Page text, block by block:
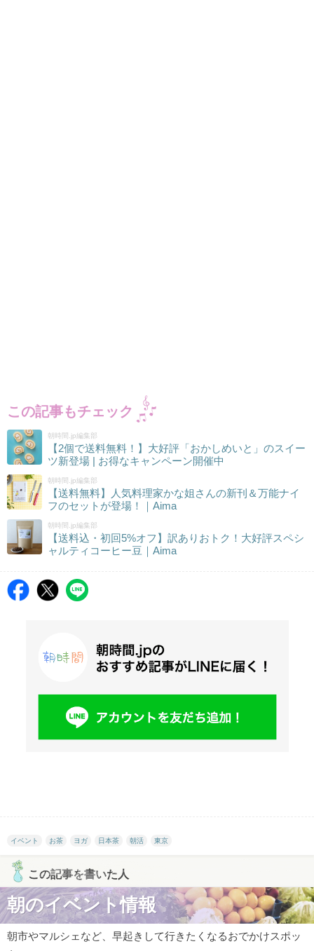
この記事もチェック
朝時間.jp編集部
【2個で送料無料！】大好評「おかしめいと」のスイー
ツ新登場 | お得なキャンペーン開催中
朝時間.jp編集部
【送料無料】人気料理家かな姐さんの新刊＆万能ナイ
フのセットが登場！｜Aima
朝時間.jp編集部
【送料込・初回5%オフ】訳ありおトク！大好評スペシ
ャルティコーヒー豆｜Aima
イベント お茶 ヨガ 日本茶 朝活 東京
この記事を書いた人
朝のイベント情報
朝市やマルシェなど、早起きして行きたくなるおでかけスポッ